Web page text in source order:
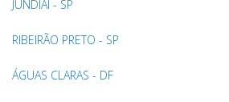
JUNDIAÍ - SP
RIBEIRÃO PRETO - SP
ÁGUAS CLARAS - DF